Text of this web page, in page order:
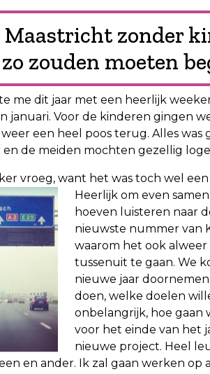
Maastricht zonder
zouden moeten
me dit jaar met een heerlijk
januari. Voor de kinderen gingen
een heel poos terug. Alles was
en de meiden mochten gezellig
vroeg, want het was toch wel
Heerlijk om even
hoeven luisteren naar
nieuwste nummer van
waarom het ook alweer
tussenuit te gaan. We
nieuwe jaar
doen, welke doelen
onbelangrijk, hoe gaan
voor het einde van het
nieuwe project. Heel
en ander. Ik zal gaan werken op